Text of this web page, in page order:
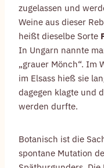
zugelassen und
Weine aus dieser
heißt dieselbe Sorte
In Ungarn nannte
„grauer Mönch“. Im
im Elsass hieß sie
dagegen klagte und
werden durfte.
Botanisch ist die
spontane Mutation